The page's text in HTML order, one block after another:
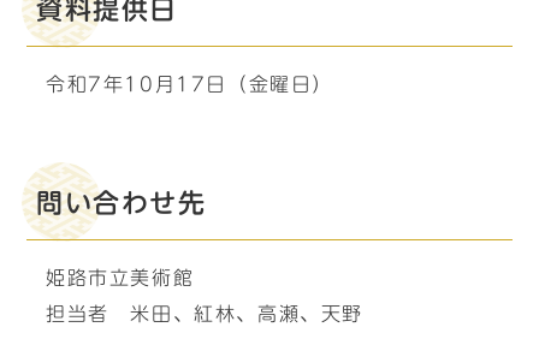
資料提供日
令和7年10月17日（金曜日）
問い合わせ先
姫路市立美術館
担当者 米田、紅林、高瀬、天野